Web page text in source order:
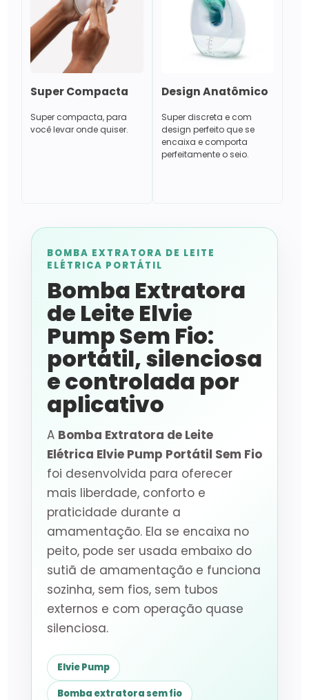
Super Compacta
Super compacta, para
você levar onde quiser.
Design Anatômico
Super discreta e com
design perfeito que se
encaixa e comporta
perfeitamente o seio.
BOMBA EXTRATORA DE LEITE
ELÉTRICA PORTÁTIL
Bomba Extratora
de Leite Elvie
Pump Sem Fio:
portátil, silenciosa
e controlada por
aplicativo
A Bomba Extratora de Leite
Elétrica Elvie Pump Portátil Sem Fio
foi desenvolvida para oferecer
mais liberdade, conforto e
praticidade durante a
amamentação. Ela se encaixa no
peito, pode ser usada embaixo do
sutiã de amamentação e funciona
sozinha, sem fios, sem tubos
externos e com operação quase
silenciosa.
Elvie Pump
Bomba extratora sem fio